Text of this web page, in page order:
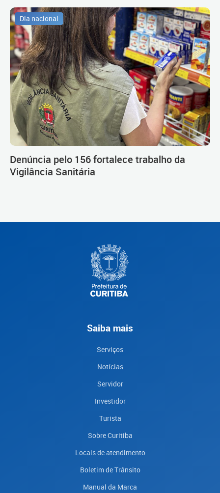
Dia nacional
Denúncia pelo 156 fortalece trabalho da
Vigilância Sanitária
Saiba mais
Serviços
Notícias
Servidor
Investidor
Turista
Sobre Curitiba
Locais de atendimento
Boletim de Trânsito
Manual da Marca